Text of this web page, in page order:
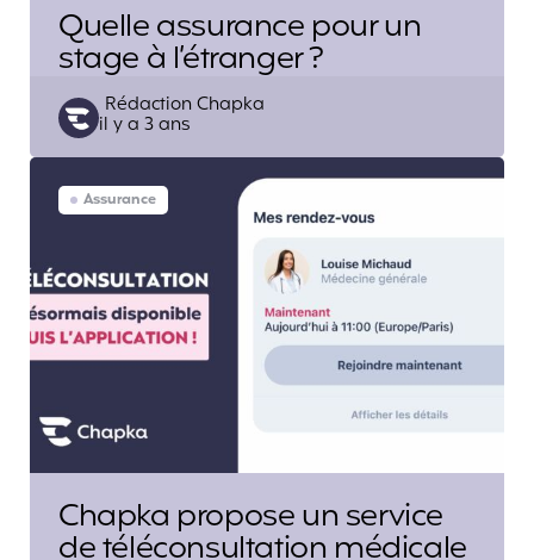
Quelle assurance pour un
stage à l’étranger ?
Posted
by
Rédaction Chapka
il y a 3 ans
Assurance
Chapka propose un service
de téléconsultation médicale